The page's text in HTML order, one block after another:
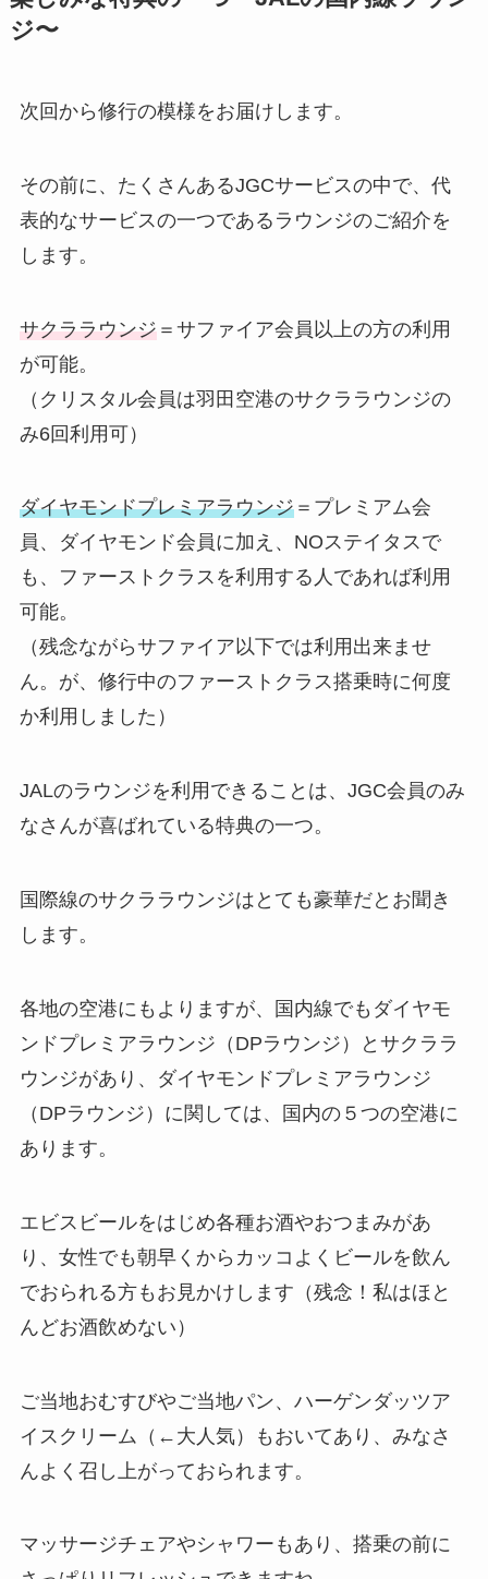
ジ〜
次回から修行の模様をお届けします。
その前に、たくさんあるJGCサービスの中で、代
表的なサービスの一つであるラウンジのご紹介を
します。
サクララウンジ＝サファイア会員以上の方の利用
が可能。
（クリスタル会員は羽田空港のサクララウンジの
み6回利用可）
ダイヤモンドプレミアラウンジ＝プレミアム会
員、ダイヤモンド会員に加え、NOステイタスで
も、ファーストクラスを利用する人であれば利用
可能。
（残念ながらサファイア以下では利用出来ませ
ん。が、修行中のファーストクラス搭乗時に何度
か利用しました）
JALのラウンジを利用できることは、JGC会員のみ
なさんが喜ばれている特典の一つ。
国際線のサクララウンジはとても豪華だとお聞き
します。
各地の空港にもよりますが、国内線でもダイヤモ
ンドプレミアラウンジ（DPラウンジ）とサクララ
ウンジがあり、ダイヤモンドプレミアラウンジ
（DPラウンジ）に関しては、国内の５つの空港に
あります。
エビスビールをはじめ各種お酒やおつまみがあ
り、女性でも朝早くからカッコよくビールを飲ん
でおられる方もお見かけします（残念！私はほと
んどお酒飲めない）
ご当地おむすびやご当地パン、ハーゲンダッツア
イスクリーム（←大人気）もおいてあり、みなさ
んよく召し上がっておられます。
マッサージチェアやシャワーもあり、搭乗の前に